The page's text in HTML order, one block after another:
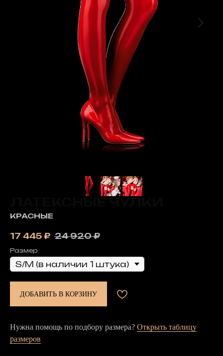
КРАСНЫЕ
17 445 ₽ 24 920 ₽
Размер
ДОБАВИТЬ В КОРЗИНУ
Нужна помощь по подбору размера? Открыть таблицу
размеров